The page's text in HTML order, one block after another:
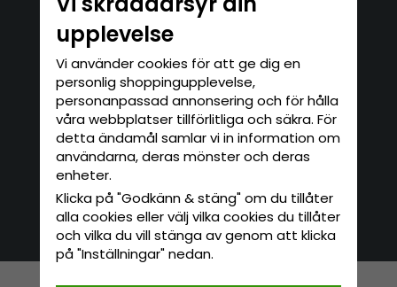
Köpvillkor
Logga in
Nyhetsbrev
Skriv in din e-postadress här för att
anmäla dig till vårt nyhetsbrev.
De uppgifter du matar in kommer endast
användas till våra nyhetsbrev.
upplevelse
Vi använder cookies för att ge dig en
personlig shoppingupplevelse,
personanpassad annonsering och för hålla
våra webbplatser tillförlitliga och säkra. För
detta ändamål samlar vi in information om
användarna, deras mönster och deras
enheter.
Klicka på "Godkänn & stäng" om du tillåter
alla cookies eller välj vilka cookies du tillåter
och vilka du vill stänga av genom att klicka
på "Inställningar" nedan.